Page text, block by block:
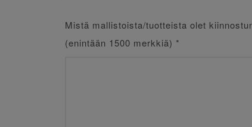
Mistä mallistoista/tuotteista olet
(enintään 1500 merkkiä) *